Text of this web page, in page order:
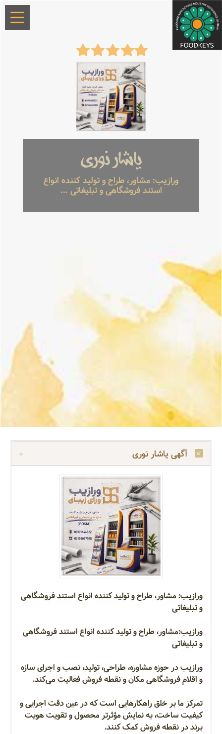
یاشار نوری
ورازیب: مشاور، طراح و تولید کننده انواع
استند فروشگاهی و تبلیغاتی ...
آگهی یاشار نوری
ورازیب: مشاور، طراح و تولید کننده انواع استند فروشگاهی
و تبلیغاتی
ورازیب:مشاور، طراح و تولید کننده انواع استند فروشگاهی
و تبلیغاتی
ورازیب در حوزه مشاوره، طراحی، تولید، نصب و اجرای سازه‌
و اقلام فروشگاهی مکان و نقطه فروش فعالیت می‌کند.
تمرکز ما بر خلق راهکارهایی است که در عین دقت اجرایی و
کیفیت ساخت، به نمایش مؤثرتر محصول و تقویت هویت
برند در نقطه فروش کمک کنند.